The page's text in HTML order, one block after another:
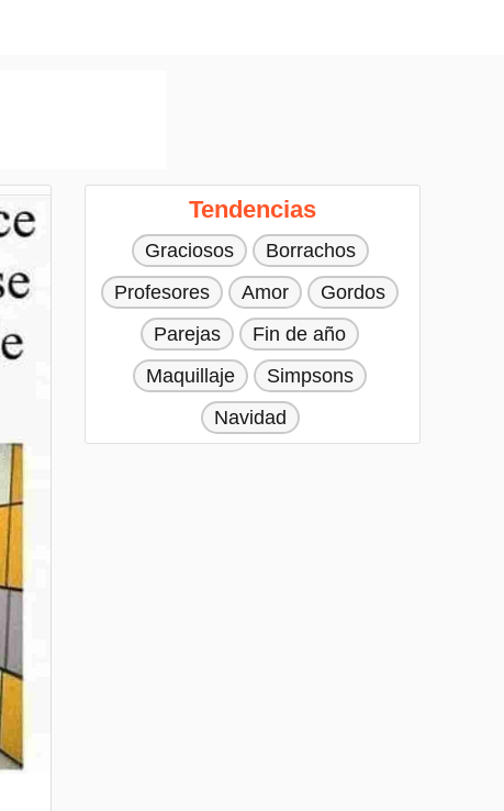
Tendencias
Graciosos
Borrachos
Profesores
Amor
Gordos
Parejas
Fin de año
Maquillaje
Simpsons
Navidad